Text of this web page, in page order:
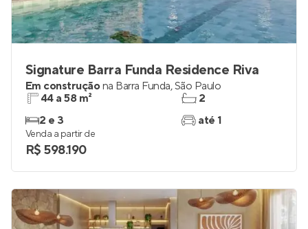
Signature Barra Funda Residence Riva
Em construçãona Barra Funda,São Paulo
44 a 58 m²
2 e 3
2
até 1
Venda a partir de
R$ 598.190